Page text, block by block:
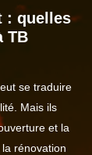
: quelles
TB
se traduire
Mais ils
et la
rénovation